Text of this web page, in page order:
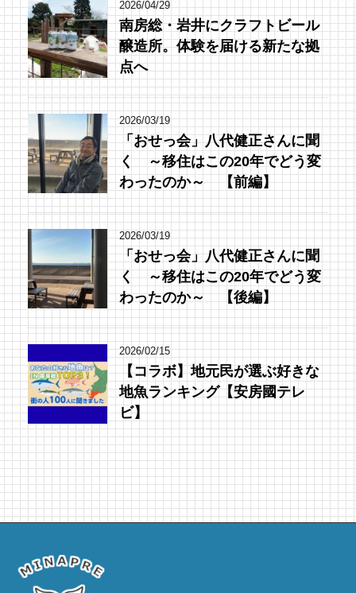
2026/04/29
南房総・岩井にクラフトビール
醸造所。体験を届ける新たな拠
点へ
2026/03/19
「おせっ会」八代健正さんに聞
く ～移住はこの20年でどう変
わったのか～ 【前編】
2026/03/19
「おせっ会」八代健正さんに聞
く ～移住はこの20年でどう変
わったのか～ 【後編】
2026/02/15
【コラボ】地元民が選ぶ好きな
地魚ランキング【安房國テレ
ビ】